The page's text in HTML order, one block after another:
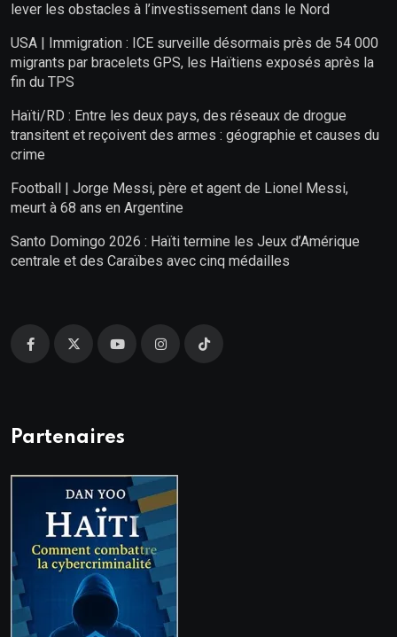
lever les obstacles à l’investissement dans le Nord
USA | Immigration : ICE surveille désormais près de 54 000
migrants par bracelets GPS, les Haïtiens exposés après la
fin du TPS
Haïti/RD : Entre les deux pays, des réseaux de drogue
transitent et reçoivent des armes : géographie et causes du
crime
Football | Jorge Messi, père et agent de Lionel Messi,
meurt à 68 ans en Argentine
Santo Domingo 2026 : Haïti termine les Jeux d’Amérique
centrale et des Caraïbes avec cinq médailles
Partenaires